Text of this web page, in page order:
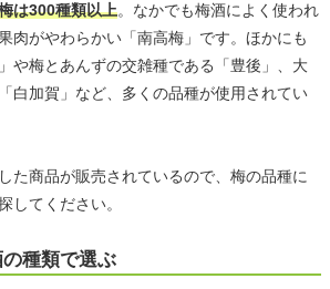
は300種類以上。なかでも梅酒によく使われ
肉がやわらかい「南高梅」です。ほかにも
や梅とあんずの交雑種である「豊後」、大
白加賀」など、多くの品種が使用されてい
た商品が販売されているので、梅の品種に
してください。
の種類で選ぶ